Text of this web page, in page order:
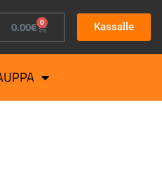
0.00€ 0 Kassalle